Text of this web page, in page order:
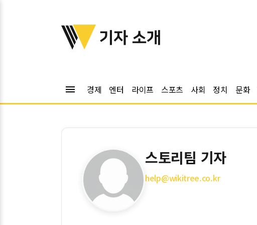
위키트리
기자 소개
menu 경제 엔터 라이프 스포츠 사회 정치 문화
스토리팀 기자
help@wikitree.co.kr